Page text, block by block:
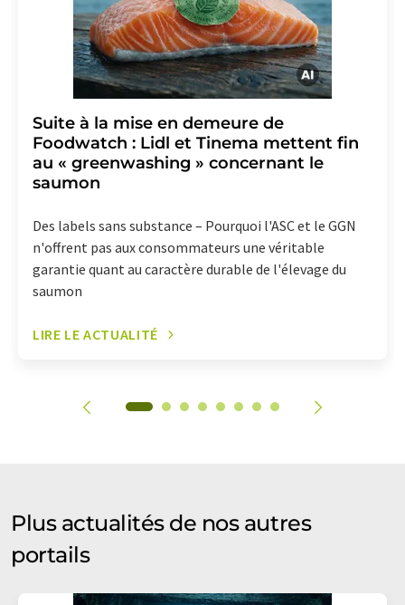
Suite à la mise en demeure de
Foodwatch : Lidl et Tinema mettent fin
au « greenwashing » concernant le
saumon
Des labels sans substance – Pourquoi l'ASC et le GGN
n'offrent pas aux consommateurs une véritable
garantie quant au caractère durable de l'élevage du
saumon
LIRE LE ACTUALITÉ
Plus actualités de nos autres
portails